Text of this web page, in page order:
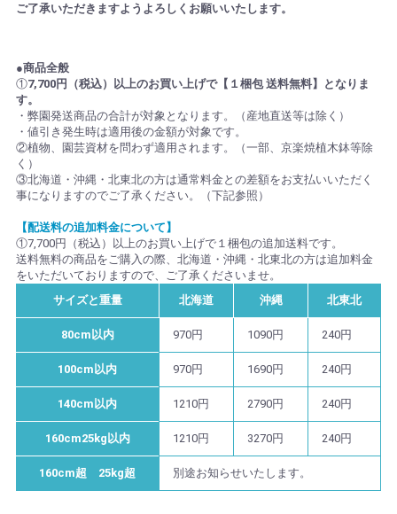
ご了承いただきますようよろしくお願いいたします。
●商品全般
①7,700円（税込）以上のお買い上げで【１梱包 送料無料】となりま
す。
・弊園発送商品の合計が対象となります。（産地直送等は除く）
・値引き発生時は適用後の金額が対象です。
②植物、園芸資材を問わず適用されます。（一部、京楽焼植木鉢等除
く）
③北海道・沖縄・北東北の方は通常料金との差額をお支払いいただく
事になりますのでご了承ください。（下記参照）
【配送料の追加料金について】
①7,700円（税込）以上のお買い上げで１梱包の追加送料です。
送料無料の商品をご購入の際、北海道・沖縄・北東北の方は追加料金
をいただいておりますので、ご了承くださいませ。
サイズと重量
北海道 沖縄 北東北
80cm以内 970円 1090円 240円
100cm以内 970円 1690円 240円
140cm以内 1210円 2790円 240円
160cm25kg以内 1210円 3270円 240円
160cm超 25kg超 別途お知らせいたします。